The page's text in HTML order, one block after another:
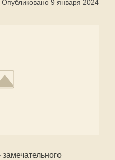
Опубликовано 9 января 2024